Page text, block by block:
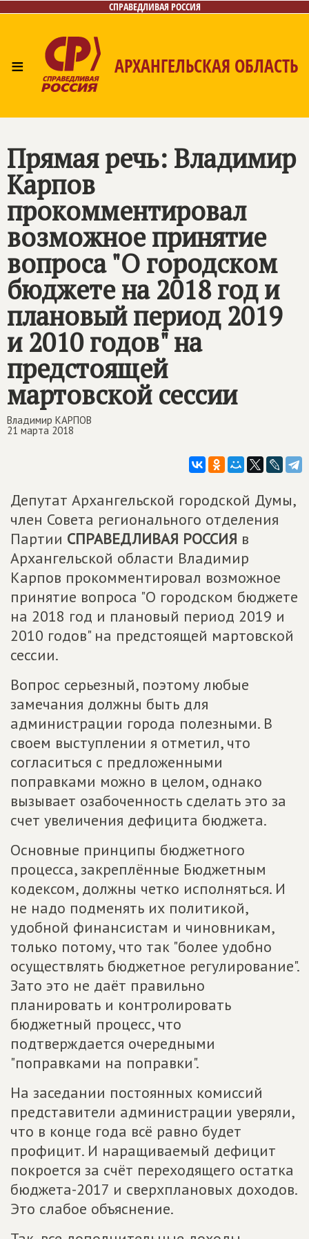
СПРАВЕДЛИВАЯ РОССИЯ
≡ АРХАНГЕЛЬСКАЯ ОБЛАСТЬ
Поиск
Прямая речь: Владимир
Карпов
прокомментировал
возможное принятие
вопроса "О городском
бюджете на 2018 год и
плановый период 2019
и 2010 годов" на
предстоящей
мартовской сессии
Владимир КАРПОВ
21 марта 2018
Депутат Архангельской городской Думы,
член Совета регионального отделения
Партии СПРАВЕДЛИВАЯ РОССИЯ в
Архангельской области Владимир
Карпов прокомментировал возможное
принятие вопроса "О городском бюджете
на 2018 год и плановый период 2019 и
2010 годов" на предстоящей мартовской
сессии.
Вопрос серьезный, поэтому любые
замечания должны быть для
администрации города полезными. В
своем выступлении я отметил, что
согласиться с предложенными
поправками можно в целом, однако
вызывает озабоченность сделать это за
счет увеличения дефицита бюджета.
Основные принципы бюджетного
процесса, закреплённые Бюджетным
кодексом, должны четко исполняться. И
не надо подменять их политикой,
удобной финансистам и чиновникам,
только потому, что так "более удобно
осуществлять бюджетное регулирование".
Зато это не даёт правильно
планировать и контролировать
бюджетный процесс, что
подтверждается очередными
"поправками на поправки".
На заседании постоянных комиссий
представители администрации уверяли,
что в конце года всё равно будет
профицит. И наращиваемый дефицит
покроется за счёт переходящего остатка
бюджета-2017 и сверхплановых доходов.
Это слабое объяснение.